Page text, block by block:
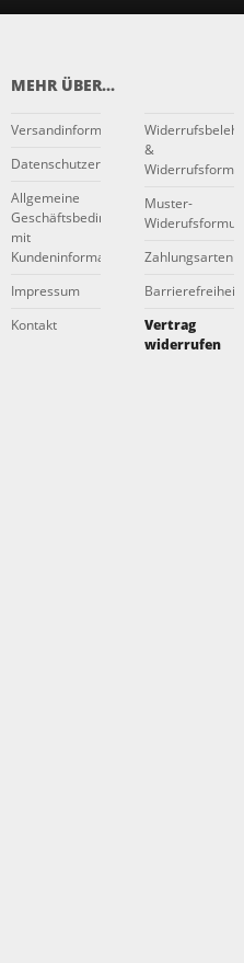
MEHR ÜBER...
Versandinformationen
Datenschutzerklärung
Allgemeine
Geschäftsbedingungen
mit
Kundeninformationen
Impressum
Kontakt
&
Muster-
Widerufsformular
Zahlungsarten
Vertrag
widerrufen